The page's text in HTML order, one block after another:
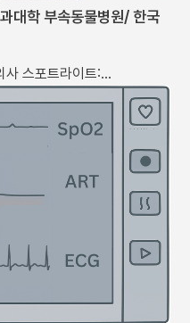
대학 부속동물병원/ 한국
스포트라이트:…